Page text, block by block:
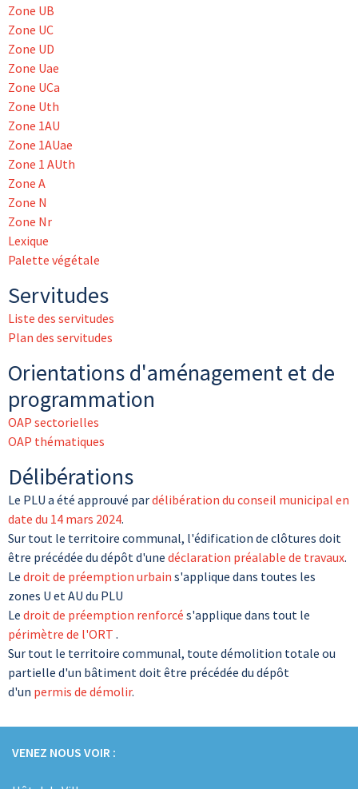
Zone UB
Zone UC
Zone UD
Zone Uae
Zone UCa
Zone Uth
Zone 1AU
Zone 1AUae
Zone 1 AUth
Zone A
Zone N
Zone Nr
Lexique
Palette végétale
Servitudes
Liste des servitudes
Plan des servitudes
Orientations d'aménagement et de
programmation
OAP sectorielles
OAP thématiques
Délibérations
Le PLU a été approuvé pardélibération du conseil municipal en
date du 14 mars 2024.
Sur tout le territoire communal, l'édification de clôtures doit
être précédée du dépôt d'une déclaration préalable de travaux.
Le droit de préemption urbain s'applique dans toutes les
zones U et AU du PLU
Le droit de préemption renforcé s'applique dans tout le
périmètre de l'ORT .
Sur tout le territoire communal, toute démolition totale ou
partielle d'un bâtiment doit être précédée du dépôt
d'un permis de démolir.
VENEZ NOUS VOIR :